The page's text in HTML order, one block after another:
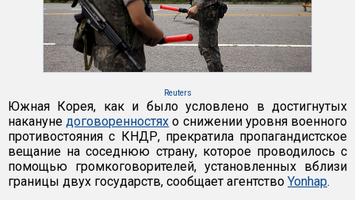
Reuters
Южная Корея, как и было условлено в достигнутых
накануне договоренностях о снижении уровня военного
противостояния с КНДР, прекратила пропагандистское
вещание на соседнюю страну, которое проводилось с
помощью громкоговорителей, установленных вблизи
границы двух государств, сообщает агентство Yonhap.